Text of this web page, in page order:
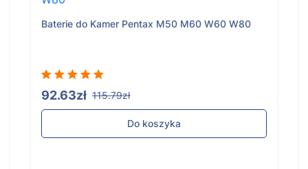
Baterie do Kamer Pentax M50 M60 W60 W80
92.63zł 115.79zł
Do koszyka